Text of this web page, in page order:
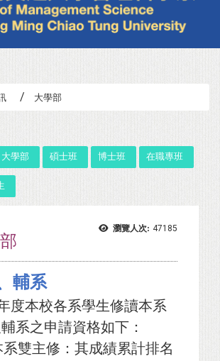
大學部
大學部 碩士班 博士班 在職專班
瀏覽人次: 47185
輔系
度本校各系學生修讀本系
系之申請資格如下：
雙主修：其成績累計排名